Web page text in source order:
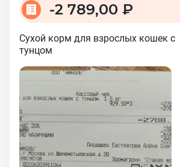
-2 789,00 ₽
Сухой корм для взрослых кошек с
тунцом